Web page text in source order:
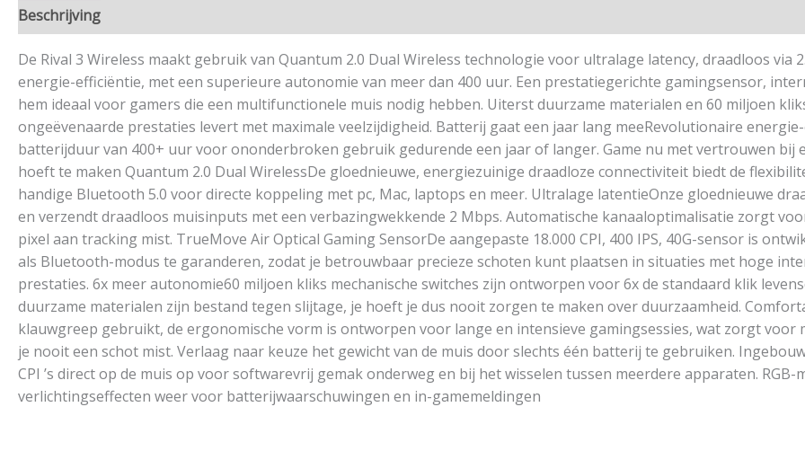
Beschrijving
De Rival 3 Wireless maakt gebruik van Quantum 2.0 Dual Wireless technologie voor ultralage latency, draadloos
energie-efficiëntie, met een superieure autonomie van meer dan 400 uur. Een prestatiegerichte gamingsensor,
hem ideaal voor gamers die een multifunctionele muis nodig hebben. Uiterst duurzame materialen en 60 miljoen
ongeëvenaarde prestaties levert met maximale veelzijdigheid. Batterij gaat een jaar lang meeRevolutionaire
batterijduur van 400+ uur voor ononderbroken gebruik gedurende een jaar of langer. Game nu met vertrouwen bij
hoeft te maken Quantum 2.0 Dual WirelessDe gloednieuwe, energiezuinige draadloze connectiviteit biedt de
handige Bluetooth 5.0 voor directe koppeling met pc, Mac, laptops en meer. Ultralage latentieOnze gloednieuwe
en verzendt draadloos muisinputs met een verbazingwekkende 2 Mbps. Automatische kanaaloptimalisatie zorgt
pixel aan tracking mist. TrueMove Air Optical Gaming SensorDe aangepaste 18.000 CPI, 400 IPS, 40G-sensor is
als Bluetooth-modus te garanderen, zodat je betrouwbaar precieze schoten kunt plaatsen in situaties met hoge
prestaties. 6x meer autonomie60 miljoen kliks mechanische switches zijn ontworpen voor 6x de standaard klik
duurzame materialen zijn bestand tegen slijtage, je hoeft je dus nooit zorgen te maken over duurzaamheid.
klauwgreep gebruikt, de ergonomische vorm is ontworpen voor lange en intensieve gamingsessies, wat zorgt
je nooit een schot mist. Verlaag naar keuze het gewicht van de muis door slechts één batterij te gebruiken.
CPI ’s direct op de muis op voor softwarevrij gemak onderweg en bij het wisselen tussen meerdere apparaten.
verlichtingseffecten weer voor batterijwaarschuwingen en in-gamemeldingen